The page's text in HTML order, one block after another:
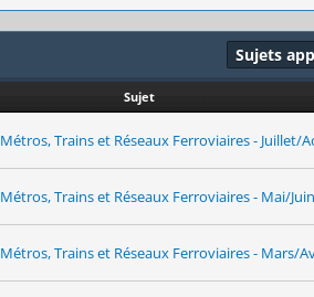
Sujets
Sujet
Métros, Trains et Réseaux Ferroviaires - Juillet/
Métros, Trains et Réseaux Ferroviaires - Mai/
Métros, Trains et Réseaux Ferroviaires - Mars/